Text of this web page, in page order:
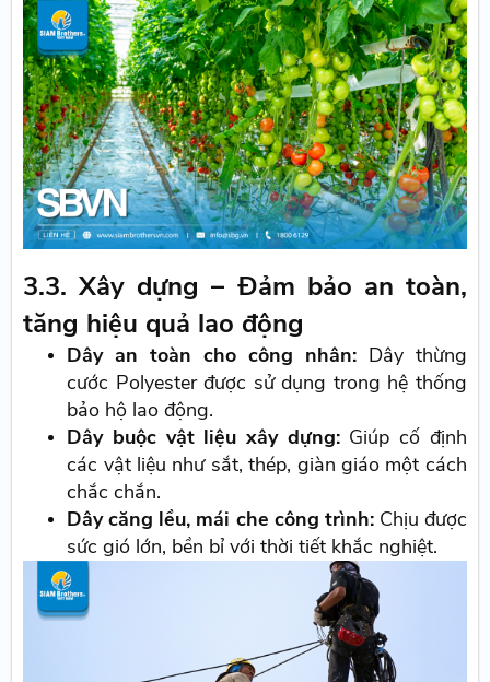
3.3. Xây dựng – Đảm bảo an toàn,
tăng hiệu quả lao động
Dây an toàn cho công nhân: Dây thừng
cước Polyester được sử dụng trong hệ thống
bảo hộ lao động.
Dây buộc vật liệu xây dựng:Giúp cố định
các vật liệu như sắt, thép, giàn giáo một cách
chắc chắn.
Dây căng lều, mái che công trình:Chịu được
sức gió lớn, bền bỉ với thời tiết khắc nghiệt.